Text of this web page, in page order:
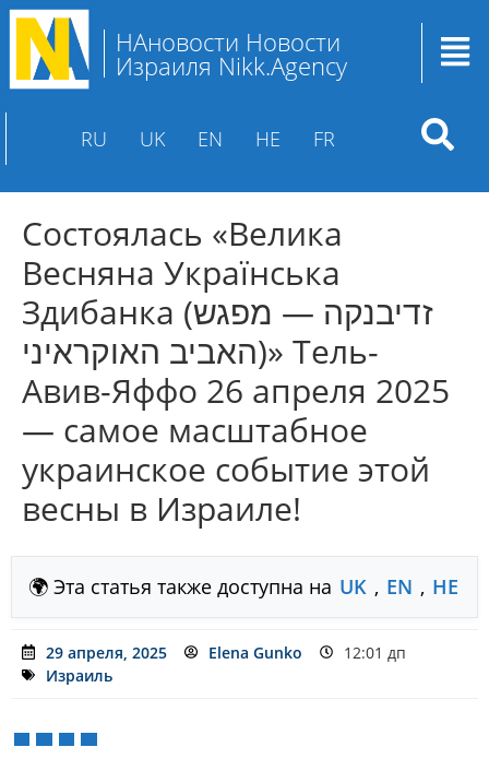
НАновости Новости
Израиля Nikk.Agency
RU UK EN HE FR
Состоялась «Велика
Весняна Українська
Здибанка (זדיבנקה — מפגש
האביב האוקראיני)» Тель-
Авив-Яффо 26 апреля 2025
— самое масштабное
украинское событие этой
весны в Израиле!
🌍 Эта статья также доступна на UK , EN , HE
29 апреля, 2025 Elena Gunko
12:01 дп
Израиль